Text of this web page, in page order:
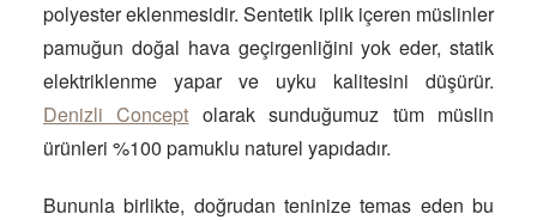
polyester eklenmesidir. Sentetik iplik içeren müslinler
pamuğun doğal hava geçirgenliğini yok eder, statik
elektriklenme yapar ve uyku kalitesini düşürür.
Denizli Concept olarak sunduğumuz tüm müslin
ürünleri %100 pamuklu naturel yapıdadır.
Bununla birlikte, doğrudan teninize temas eden bu